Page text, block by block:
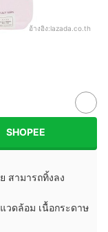
อ้างอิง:lazada.co.th
SHOPEE
สามารถทิ้งลง
วดล้อม เนื้อกระดาษ